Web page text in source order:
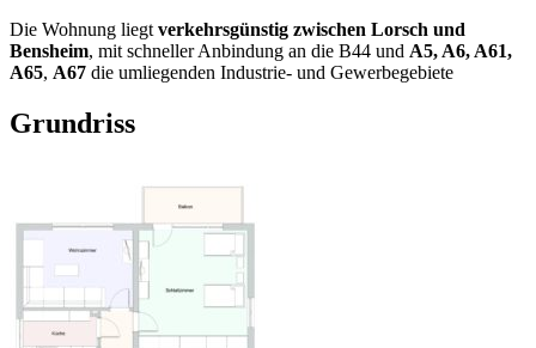
Die Wohnung liegt verkehrsgünstig zwischen Lorsch und
Bensheim, mit schneller Anbindung an die B44 und A5, A6, A61,
A65, A67 die umliegenden Industrie- und Gewerbegebiete
Grundriss